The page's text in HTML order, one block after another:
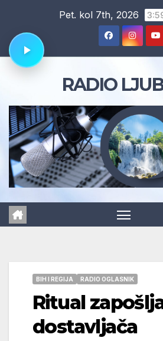
content
Pet. kol 7th, 2026
RADIO
BIH I REGIJA RADIO OGLASNIK
Ritual
dostavljača